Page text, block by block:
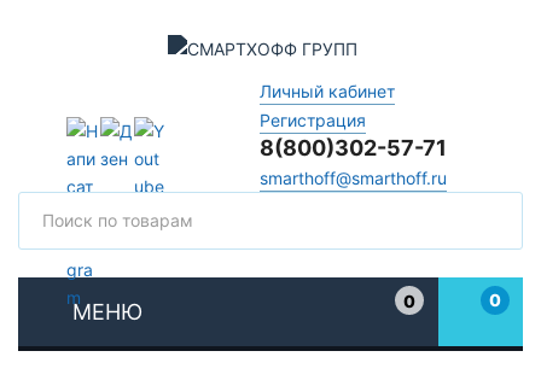
Личный кабинет
Регистрация
8(800)302-57-71
smarthoff@smarthoff.ru
МЕНЮ
0
0